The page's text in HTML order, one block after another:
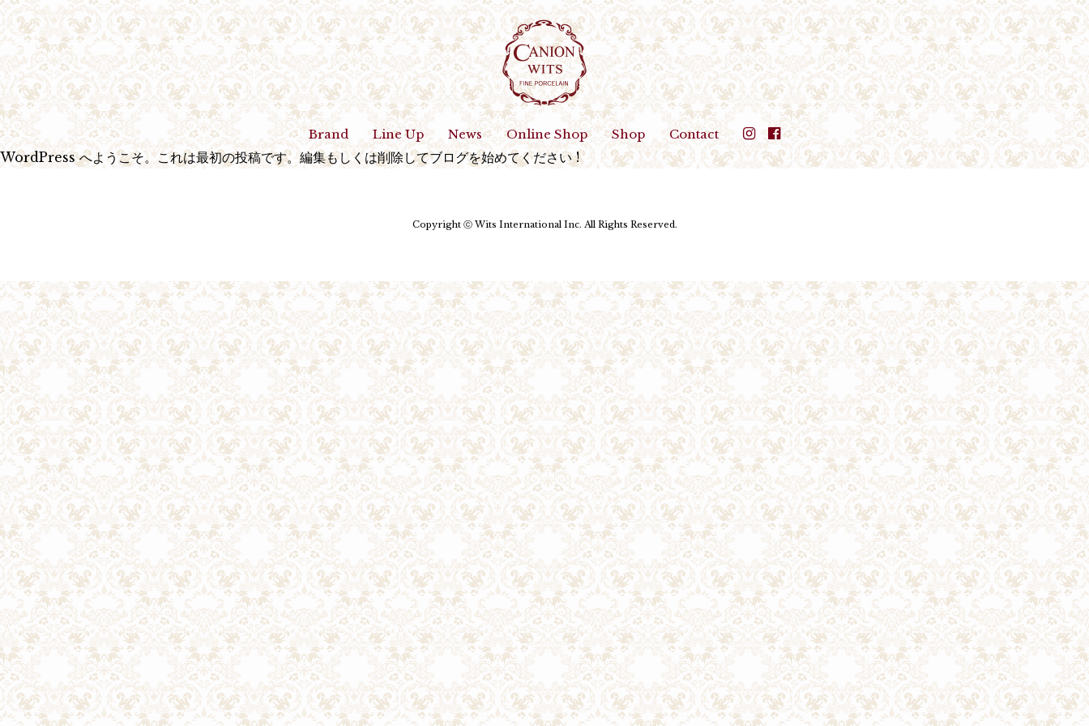
Brand Line Up News Online Shop Shop Contact
WordPress へようこそ。これは最初の投稿です。編集もしくは削除してブログを始めてください !
Copyright ⓒ Wits International Inc. All Rights Reserved.